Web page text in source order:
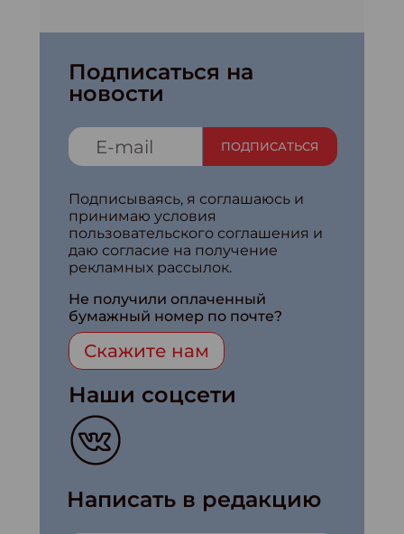
Подписаться на
новости
ПОДПИСАТЬСЯ
Подписываясь, я соглашаюсь и
принимаю условия
пользовательского соглашения и
даю согласие на получение
рекламных рассылок.
Не получили оплаченный
бумажный номер по почте?
Скажите нам
Наши соцсети
Написать в редакцию